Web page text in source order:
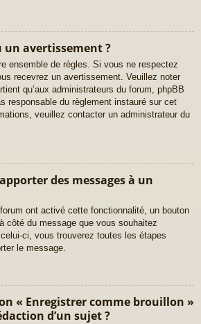
un avertissement ?
ensemble de règles. Si vous ne respectez
recevrez un avertissement. Veuillez noter
qu’aux administrateurs du forum, phpBB
responsable du règlement instauré sur cet
veuillez contacter un administrateur du
des messages à un
ont activé cette fonctionnalité, un bouton
côté du message que vous souhaitez
ci, vous trouverez toutes les étapes
le message.
« Enregistrer comme brouillon »
d’un sujet ?